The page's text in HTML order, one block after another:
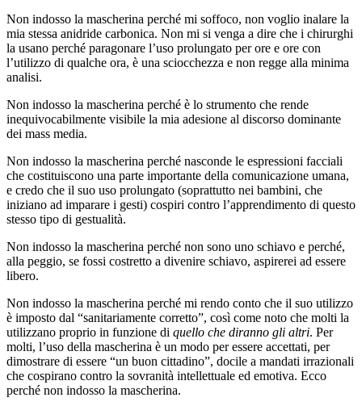
Non indosso la mascherina perché mi soffoco, non voglio inalare la
mia stessa anidride carbonica. Non mi si venga a dire che i chirurghi
la usano perché paragonare l’uso prolungato per ore e ore con
l’utilizzo di qualche ora, è una sciocchezza e non regge alla minima
analisi.
Non indosso la mascherina perché è lo strumento che rende
inequivocabilmente visibile la mia adesione al discorso dominante
dei mass media.
Non indosso la mascherina perché nasconde le espressioni facciali
che costituiscono una parte importante della comunicazione umana,
e credo che il suo uso prolungato (soprattutto nei bambini, che
iniziano ad imparare i gesti) cospiri contro l’apprendimento di questo
stesso tipo di gestualità.
Non indosso la mascherina perché non sono uno schiavo e perché,
alla peggio, se fossi costretto a divenire schiavo, aspirerei ad essere
libero.
Non indosso la mascherina perché mi rendo conto che il suo utilizzo
è imposto dal “sanitariamente corretto”, così come noto che molti la
utilizzano proprio in funzione di quello che diranno gli altri. Per
molti, l’uso della mascherina è un modo per essere accettati, per
dimostrare di essere “un buon cittadino”, docile a mandati irrazionali
che cospirano contro la sovranità intellettuale ed emotiva. Ecco
perché non indosso la mascherina.